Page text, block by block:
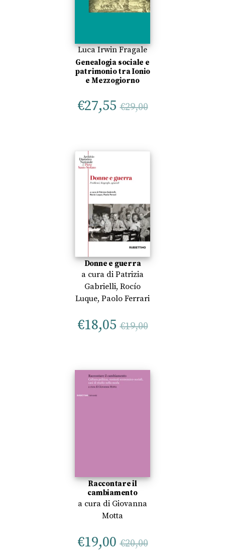
Luca Irwin Fragale
Genealogia sociale e
patrimonio tra Ionio
e Mezzogiorno
€27,55 €29,00
Donne e guerra
a cura di Patrizia
Gabrielli, Rocío
Luque, Paolo Ferrari
€18,05 €19,00
Raccontare il
cambiamento
a cura di Giovanna
Motta
€19,00 €20,00